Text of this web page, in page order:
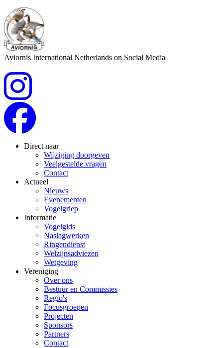
Aviornis International Netherlands on Social Media
Direct naar
Wijziging doorgeven
Veelgestelde vragen
Contact
Actueel
Nieuws
Evenementen
Vogelgriep
Informatie
Vogelgids
Naslagwerken
Ringendienst
Welzijnsadviezen
Wetgeving
Vereniging
Over ons
Bestuur en Commissies
Regio's
Focusgroepen
Projecten
Sponsors
Partners
Contact